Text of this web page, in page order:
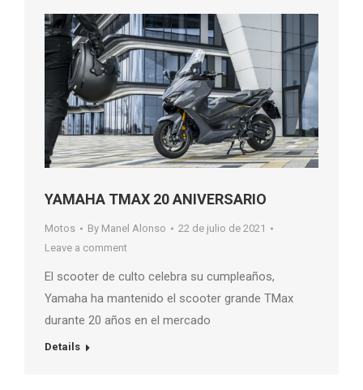
YAMAHA TMAX 20 ANIVERSARIO
Motos By Manel Alonso
22 de julio de 2021
Leave a comment
El scooter de culto celebra su cumpleaños,
Yamaha ha mantenido el scooter grande TMax
durante 20 años en el mercado
Details